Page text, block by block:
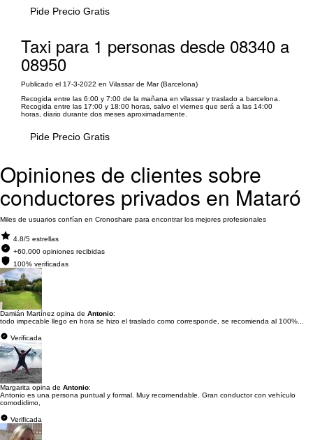
Pide Precio Gratis
Taxi para 1 personas desde 08340 a
08950
Publicado el 17-3-2022 en Vilassar de Mar (Barcelona)
Recogida entre las 6:00 y 7:00 de la mañana en vilassar y traslado a barcelona.
Recogida entre las 17:00 y 18:00 horas, salvo el viernes que será a las 14:00
horas, diario durante dos meses aproximadamente.
Pide Precio Gratis
Opiniones de clientes sobre
conductores privados en Mataró
Miles de usuarios confían en Cronoshare para encontrar los mejores profesionales
4.8/5 estrellas
+60.000 opiniones recibidas
100% verificadas
Damián Martínez opina de Antonio:
todo impecable llego en hora se hizo el traslado como corresponde, se recomienda al 100%...
Verificada
Margarita opina de Antonio:
Antonio es una persona puntual y formal. Muy recomendable. Gran conductor con vehículo
comodidimo,
Verificada